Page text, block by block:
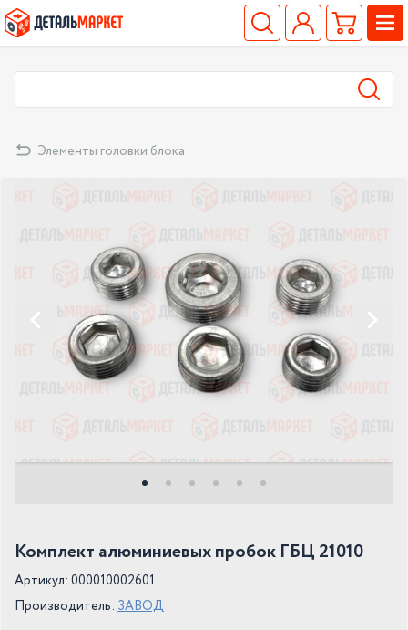
Элементы головки блока
Комплект алюминиевых пробок ГБЦ 21010
Артикул: 000010002601
Производитель: ЗАВОД